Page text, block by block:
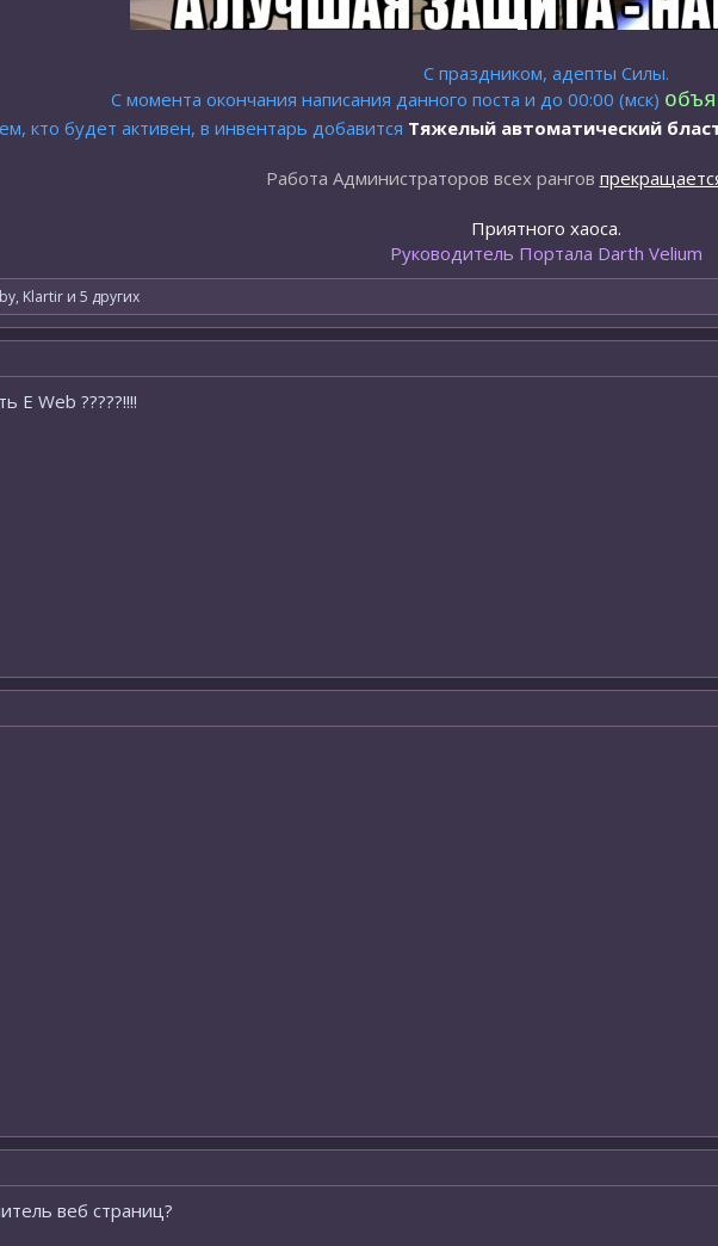
С праздником, адепты Силы.
С момента окончания написания данного поста и до 00:00 (мск)
кто будет активен, в инвентарь добавится Тяжелый автоматический
Работа Администраторов всех рангов
Приятного хаоса.
Руководитель Портала Darth Velium
, Klartir и 5 других
E Web ?????!!!!
веб страниц?